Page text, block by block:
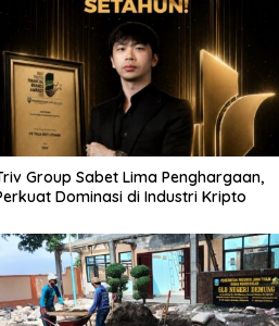
Group Sabet Lima Penghargaan,
Dominasi di Industri Kripto